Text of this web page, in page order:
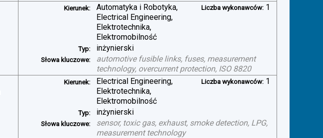
Kierunek:
Automatyka i Robotyka,
Electrical Engineering,
Elektrotechnika,
Elektromobilność
Liczba wykonawców: 1
Typ: inżynierski
Słowa kluczowe:
automotive fusible links, fuses, measurement
technology, overcurrent protection, ISO 8820
Kierunek:
Electrical Engineering,
Elektrotechnika,
Elektromobilność
Liczba wykonawców: 1
Typ: inżynierski
Słowa kluczowe:
sensor, toxic gas, exhaust, smoke detection, LPG,
measurement technology